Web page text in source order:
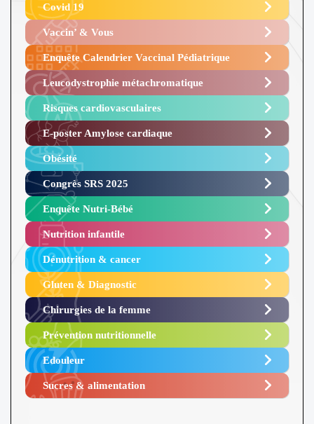
Covid 19
Vaccin’ & Vous
Enquête Calendrier Vaccinal Pédiatrique
Leucodystrophie métachromatique
Risques cardiovasculaires
E-poster Amylose cardiaque ​
Obésité ​
Congrès SRS 2025 ​
Enquête Nutri-Bébé ​
Nutrition infantile
Dénutrition & cancer
Gluten & Diagnostic
Chirurgies de la femme
Prévention nutritionnelle
Edouleur​
Sucres & alimentation​